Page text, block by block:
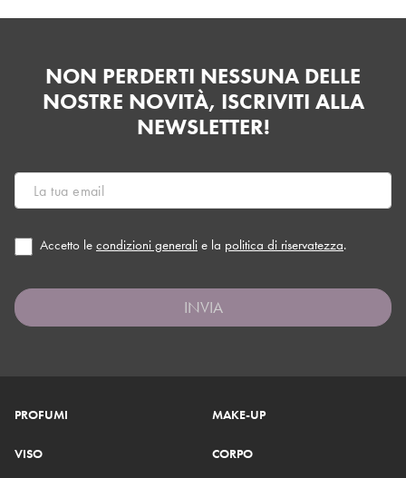
NON PERDERTI NESSUNA DELLE
NOSTRE NOVITÀ, ISCRIVITI ALLA
NEWSLETTER!
Accetto le condizioni generali e la politica di riservatezza.
INVIA
PROFUMI MAKE-UP
VISO CORPO